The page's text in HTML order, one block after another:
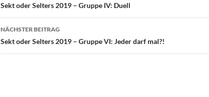
Sekt oder Selters 2019 – Gruppe IV: Duell
NÄCHSTER BEITRAG
Sekt oder Selters 2019 – Gruppe VI: Jeder darf mal?!